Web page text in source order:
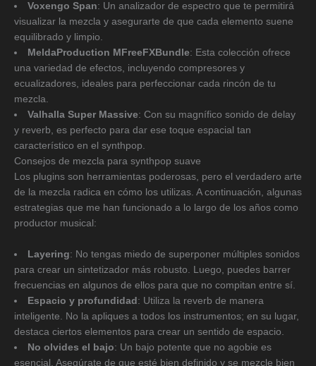
Voxengo Span: Un analizador de espectro que te permitirá
visualizar la mezcla y asegurarte de que cada elemento suene
equilibrado y limpio.
MeldaProduction MFreeFXBundle: Esta colección ofrece
una variedad de efectos, incluyendo compresores y
ecualizadores, ideales para perfeccionar cada rincón de tu
mezcla.
Valhalla Super Massive: Con su magnífico sonido de delay
y reverb, es perfecto para dar ese toque espacial tan
característico en el synthpop.
Consejos de mezcla para synthpop suave
Los plugins son herramientas poderosas, pero el verdadero arte
de la mezcla radica en cómo los utilizas. A continuación, algunas
estrategias que me han funcionado a lo largo de los años como
productor musical:
Layering: No tengas miedo de superponer múltiples sonidos
para crear un sintetizador más robusto. Luego, puedes barrer
frecuencias en algunos de ellos para que no compitan entre sí.
Espacio y profundidad : Utiliza la reverb de manera
inteligente. No la apliques a todos los instrumentos; en su lugar,
destaca ciertos elementos para crear un sentido de espacio.
No olvides el bajo: Un bajo potente que no agobie es
esencial. Asegúrate de que esté bien definido y se mezcle bien